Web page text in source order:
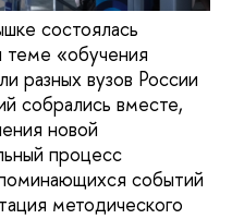
состоялась
теме «обучения
разных вузов России
собрались вместе,
новой
процесс
событий
методического